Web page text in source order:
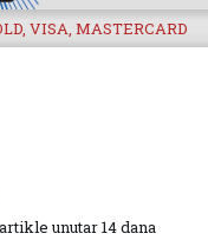
VISA, MASTERCARD
unutar 14 dana